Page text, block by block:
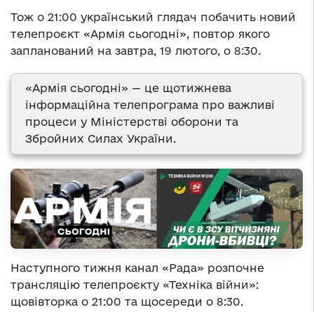
Тож о 21:00 український глядач побачить новий
телепроєкт «Армія сьогодні», повтор якого
запланований на завтра, 19 лютого, о 8:30.
«Армія сьогодні» — це щотижнева
інформаційна телепрограма про важливі
процеси у Міністерстві оборони та
Збройних Силах України.
Наступного тижня канал «Рада» розпочне
трансляцію телепроєкту «Техніка війни»:
щовівторка о 21:00 та щосереди о 8:30.